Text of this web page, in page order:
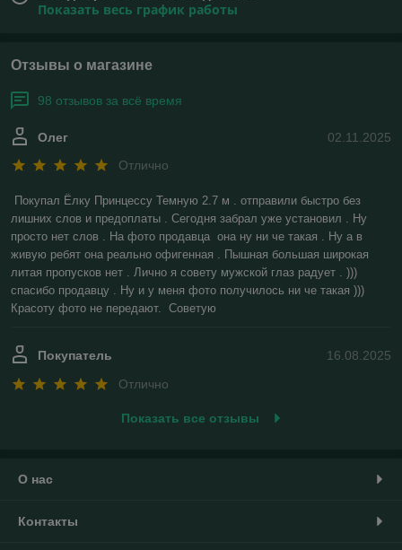
Показать весь график работы
Отзывы о магазине
98 отзывов за всё время
02.11.2025
Олег
Отлично
Покупал Ёлку Принцессу Темную 2.7 м . отправили быстро без
лишних слов и предоплаты . Сегодня забрал уже установил . Ну
просто нет слов . На фото продавца  она ну ни че такая . Ну а в
живую ребят она реально офигенная . Пышная большая широкая
литая пропусков нет . Лично я совету мужской глаз радует . )))
спасибо продавцу . Ну и у меня фото получилось ни че такая )))
Красоту фото не передают.  Советую
16.08.2025
Покупатель
Отлично
Показать все отзывы
О нас
Контакты